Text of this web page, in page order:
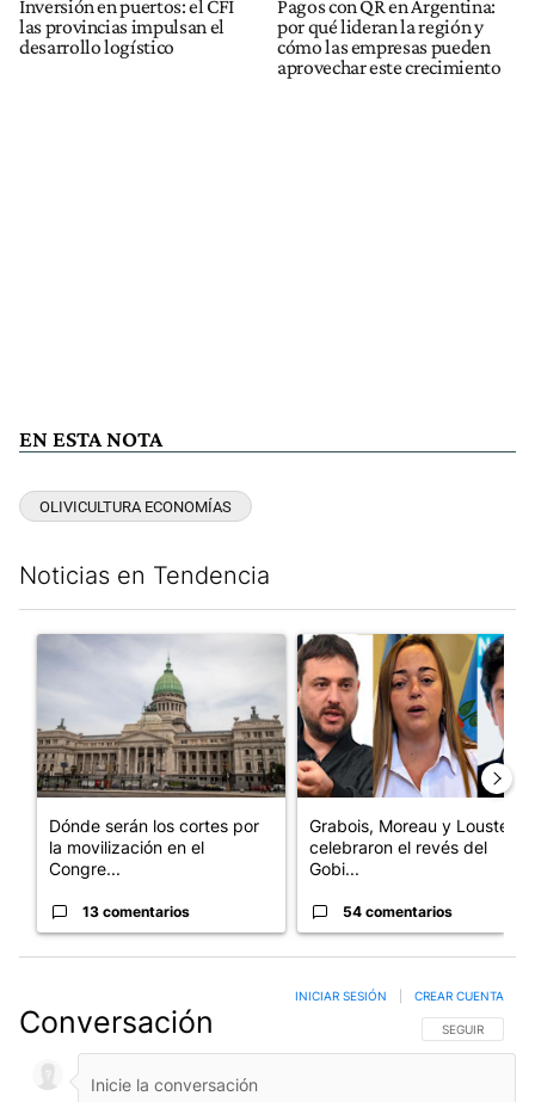
Inversión en puertos: el CFI
las provincias impulsan el
desarrollo logístico
Pagos con QR en Argentina:
por qué lideran la región y
cómo las empresas pueden
aprovechar este crecimiento
EN ESTA NOTA
OLIVICULTURA ECONOMÍAS
Noticias en Tendencia
Un artículo de tendencia con el título "Dónde serán los cortes
Dónde serán los cortes por
la movilización en el
Congre...
13 comentarios
Un artículo de tendencia con
Grabois, Moreau y Lousteau
celebraron el revés del
Gobi...
54 comentarios
Conversación SIGA ESTA
SEGUIR
INICIAR SESIÓN CREAR CUENTA